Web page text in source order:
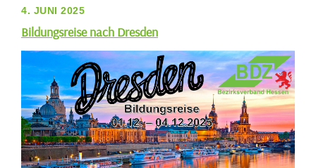
4. JUNI 2025
Bildungsreise nach Dresden